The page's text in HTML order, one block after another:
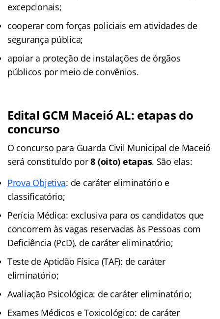
excepcionais;
cooperar com forças policiais em atividades de
segurança pública;
apoiar a proteção de instalações de órgãos
públicos por meio de convênios.
Edital GCM Maceió AL: etapas do
concurso
O concurso para Guarda Civil Municipal de Maceió
será constituído por8 (oito) etapas. São elas:
Prova Objetiva: de caráter eliminatório e
classificatório;
Perícia Médica: exclusiva para os candidatos que
concorrem às vagas reservadas às Pessoas com
Deficiência (PcD), de caráter eliminatório;
Teste de Aptidão Física (TAF): de caráter
eliminatório;
Avaliação Psicológica: de caráter eliminatório;
Exames Médicos e Toxicológico: de caráter